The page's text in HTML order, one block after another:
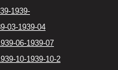
1939-
03-1939-04
06-1939-07
10-1939-10-2